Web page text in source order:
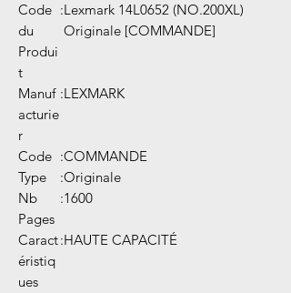
Code
du
Produi
t
:Lexmark 14L0652 (NO.200XL)
Originale [COMMANDE]
Manuf
acturie
r
:LEXMARK
Code :COMMANDE
Type
:Originale
Nb
Pages
:1600
Caract
éristiq
ues
:HAUTE CAPACITÉ